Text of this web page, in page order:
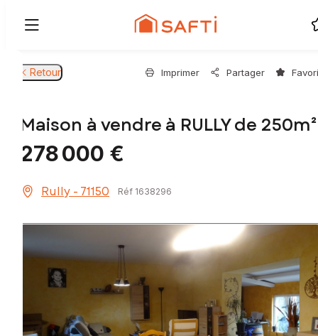
Retour Imprimer Partager
Maison à vendre à RULLY de 250m²
278 000 €
Rully - 71150 Réf 1638296